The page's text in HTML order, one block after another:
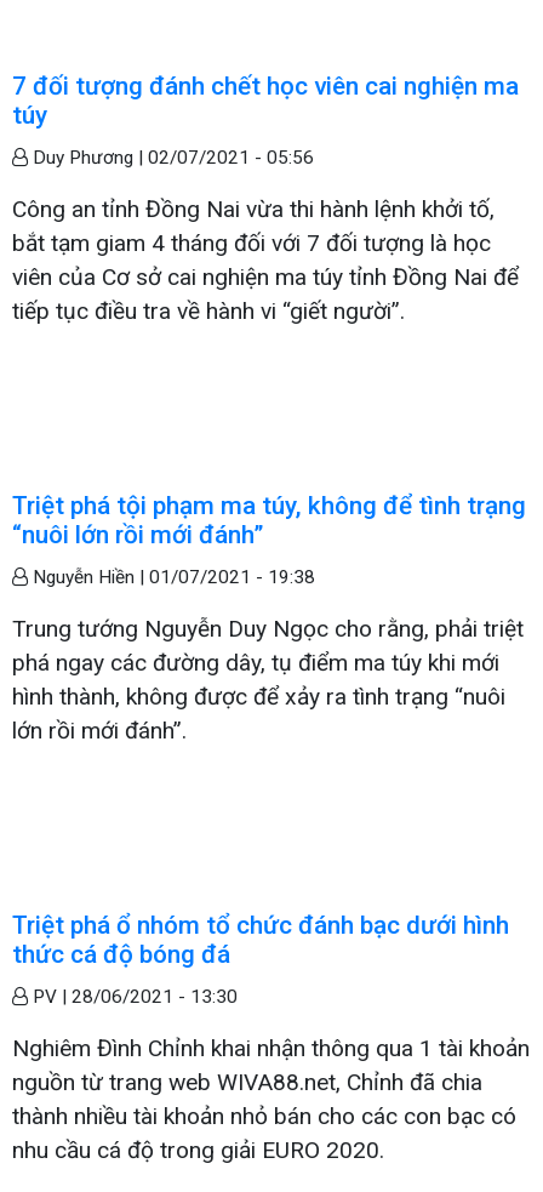
7 đối tượng đánh chết học viên cai nghiện ma
túy
Duy Phương | 02/07/2021 - 05:56
Công an tỉnh Đồng Nai vừa thi hành lệnh khởi tố,
bắt tạm giam 4 tháng đối với 7 đối tượng là học
viên của Cơ sở cai nghiện ma túy tỉnh Đồng Nai để
tiếp tục điều tra về hành vi “giết người”.
Triệt phá tội phạm ma túy, không để tình trạng
“nuôi lớn rồi mới đánh”
Nguyễn Hiền | 01/07/2021 - 19:38
Trung tướng Nguyễn Duy Ngọc cho rằng, phải triệt
phá ngay các đường dây, tụ điểm ma túy khi mới
hình thành, không được để xảy ra tình trạng “nuôi
lớn rồi mới đánh”.
Triệt phá ổ nhóm tổ chức đánh bạc dưới hình
thức cá độ bóng đá
PV | 28/06/2021 - 13:30
Nghiêm Đình Chỉnh khai nhận thông qua 1 tài khoản
nguồn từ trang web WIVA88.net, Chỉnh đã chia
thành nhiều tài khoản nhỏ bán cho các con bạc có
nhu cầu cá độ trong giải EURO 2020.